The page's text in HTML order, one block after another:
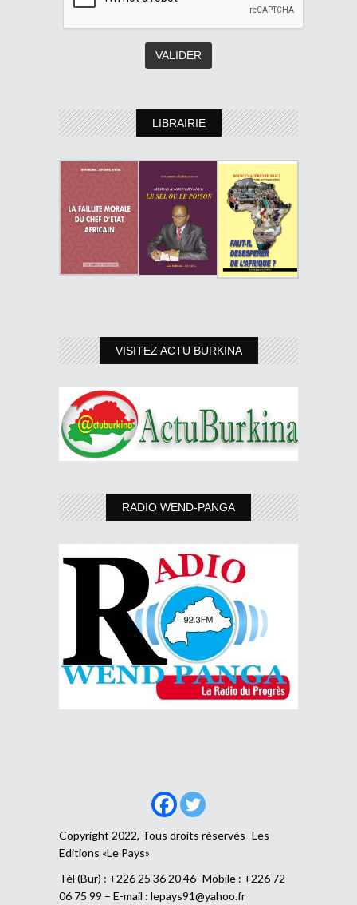
LIBRAIRIE
VISITEZ ACTU BURKINA
RADIO WEND-PANGA
Copyright 2022, Tous droits réservés- Les
Editions «Le Pays»
Tél (Bur) : +226 25 36 20 46- Mobile : +226 72
06 75 99 – E-mail : lepays91@yahoo.fr